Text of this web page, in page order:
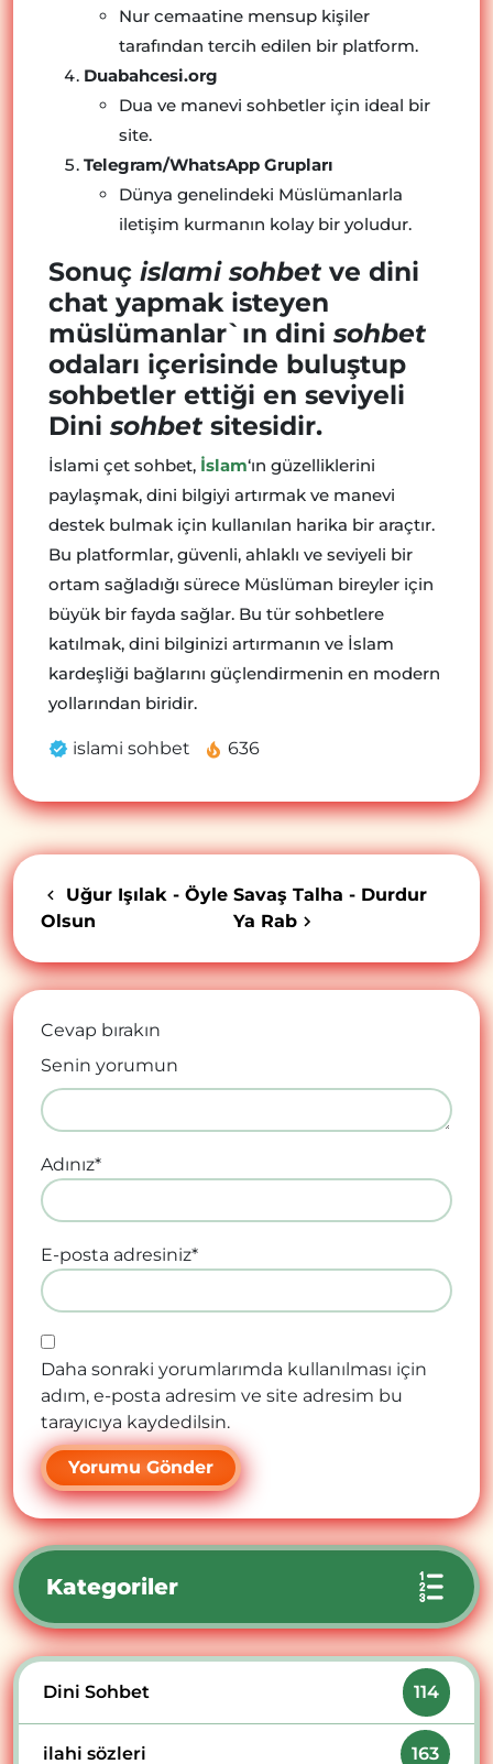
Nur cemaatine mensup kişiler
tarafından tercih edilen bir platform.
Duabahcesi.org
Dua ve manevi sohbetler için ideal bir
site.
Telegram/WhatsApp Grupları
Dünya genelindeki Müslümanlarla
iletişim kurmanın kolay bir yoludur.
Sonuç islami sohbet ve dini
chat yapmak isteyen
müslümanlar`ın dinisohbet
odaları içerisinde buluştup
sohbetler ettiği en seviyeli
Dinisohbet sitesidir.
İslami çet sohbet, İslam‘ın güzelliklerini
paylaşmak, dini bilgiyi artırmak ve manevi
destek bulmak için kullanılan harika bir araçtır.
Bu platformlar, güvenli, ahlaklı ve seviyeli bir
ortam sağladığı sürece Müslüman bireyler için
büyük bir fayda sağlar. Bu tür sohbetlere
katılmak, dini bilginizi artırmanın ve İslam
kardeşliği bağlarını güçlendirmenin en modern
yollarından biridir.
islami sohbet 636
Uğur Işılak - Öyle
Olsun
Savaş Talha - Durdur
Ya Rab
Cevap bırakın
Senin yorumun
Adınız*
E-posta adresiniz*
Daha sonraki yorumlarımda kullanılması için
adım, e-posta adresim ve site adresim bu
tarayıcıya kaydedilsin.
Kategoriler
Dini Sohbet 114
ilahi sözleri 163